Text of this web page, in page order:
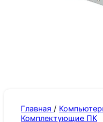
Главная /
Комплектующие ПК